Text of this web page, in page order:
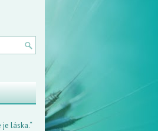
láska.“